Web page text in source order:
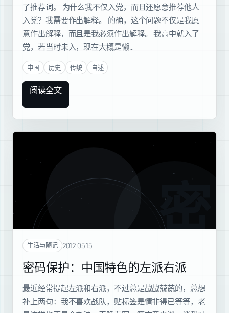
了推荐词。 为什么我不仅入党，而且还愿意推荐他人
入党？我需要作出解释。 的确，这个问题不仅是我愿
意作出解释，而且是我必须作出解释。 我高中就入了
党，若当时未入，现在大概是懒…
中国 历史 传统 自述
阅读全文
密码
生活与随记 2012.05.15
密码保护：中国特色的左派右派
最近经常提起左派和右派，不过总是战战兢兢的，总想
补上两句：我不喜欢战队，贴标签是情非得已等等，老